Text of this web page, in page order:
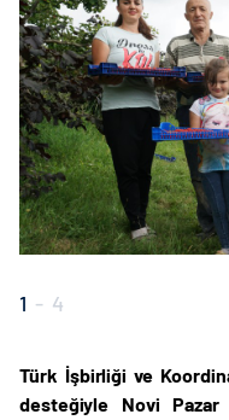
1 - 4
Türk İşbirliği ve
desteğiyle Novi Pazar